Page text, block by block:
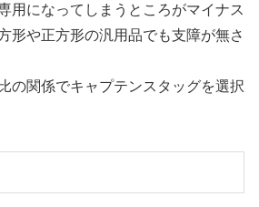
用になってしまうところがマイナス
形や正方形の汎用品でも支障が無さ
の関係でキャプテンスタッグを選択